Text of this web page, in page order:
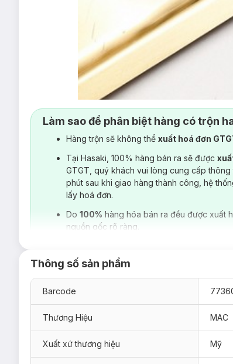
Làm sao để phân biệt hàng có trộn
Hàng trộn sẽ không thể xuất hoá đơn
Tại Hasaki, 100% hàng bán ra sẽ được
GTGT, quý khách vui lòng cung cấp
phút sau khi giao hàng thành công, hệ
lấy hoá đơn.
Do 100% hàng hóa bán ra đều được xuất
nguồn gốc rõ ràng.
Thông số sản phẩm
Barcode
Thương Hiệu MAC
Xuất xứ thương hiệu Mỹ